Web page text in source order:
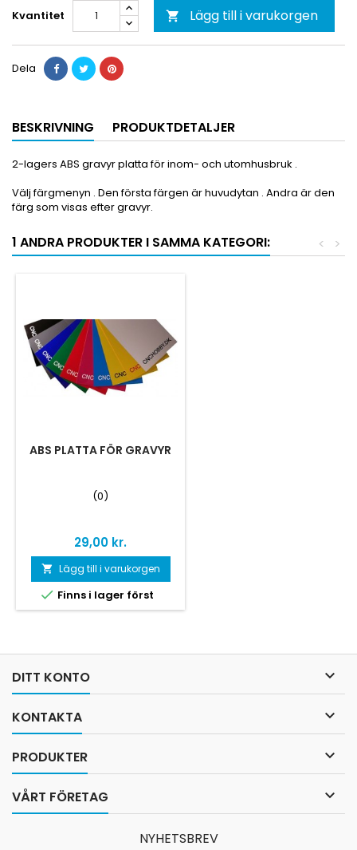
Kvantitet  Lägg till i varukorgen
Dela
BESKRIVNING PRODUKTDETALJER
2-lagers ABS gravyrplatta förinom- och utomhusbruk .
Välj färgmenyn . Den första färgen ärhuvudytan . Andra är den
färg som visas eftergravyr.
1 ANDRA PRODUKTER I SAMMA KATEGORI: >
<
ABS PLATTA FÖR GRAVYR
(0)
Pris
29,00 kr.
 Lägg till i varukorgen
 Finns i lager först
DITT KONTO 
KONTAKTA 
PRODUKTER 
VÅRT FÖRETAG 
NYHETSBREV